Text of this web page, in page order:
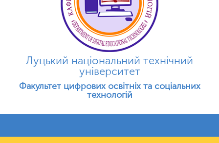
Луцький національний технічний
університет
Факультет цифрових освітніх та соціальних
технологій
Новини
Фотогалерея
Студенту
Абітурієнту
Контакти